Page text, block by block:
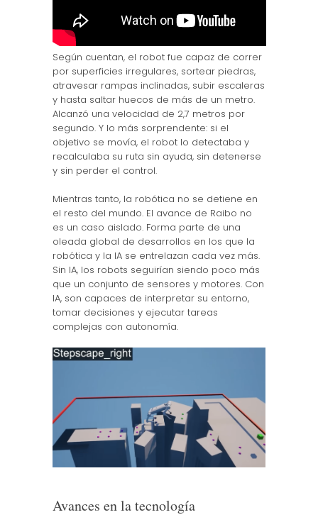
Según cuentan, el robot fue capaz de correr
por superficies irregulares, sortear piedras,
atravesar rampas inclinadas, subir escaleras
y hasta saltar huecos de más de un metro.
Alcanzó una velocidad de 2,7 metros por
segundo. Y lo más sorprendente: si el
objetivo se movía, el robot lo detectaba y
recalculaba su ruta sin ayuda, sin detenerse
y sin perder el control.
Mientras tanto, la robótica no se detiene en
el resto del mundo. El avance de Raibo no
es un caso aislado. Forma parte de una
oleada global de desarrollos en los que la
robótica y la IA se entrelazan cada vez más.
Sin IA, los robots seguirían siendo poco más
que un conjunto de sensores y motores. Con
IA, son capaces de interpretar su entorno,
tomar decisiones y ejecutar tareas
complejas con autonomía.
Avances en la tecnología